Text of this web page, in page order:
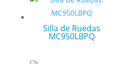
Silla de Ruedas
MC950LBPQ